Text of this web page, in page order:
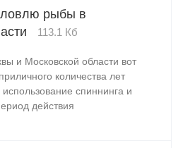
рыбы в
113.1 Кб
и Московской области вот
количества лет
использование спиннинга и
действия